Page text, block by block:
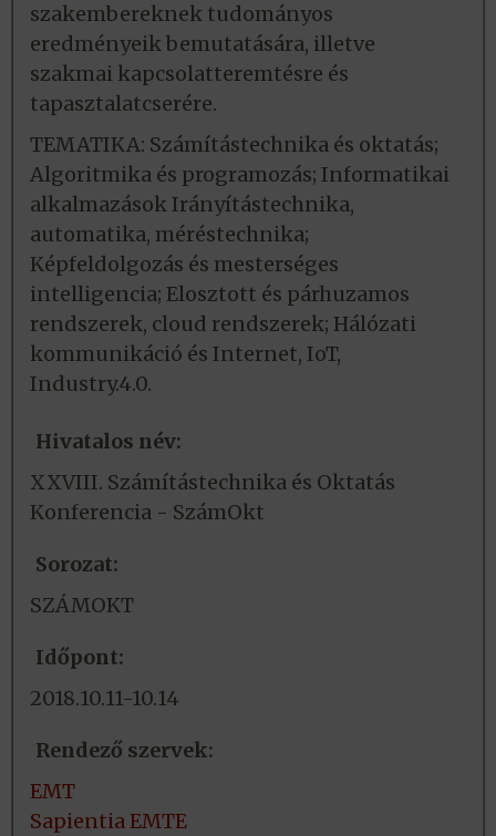
szakembereknek tudományos
eredményeik bemutatására, illetve
szakmai kapcsolatteremtésre és
tapasztalatcserére.
TEMATIKA: Számítástechnika és oktatás;
Algoritmika és programozás; Informatikai
alkalmazások Irányítástechnika,
automatika, méréstechnika;
Képfeldolgozás és mesterséges
intelligencia; Elosztott és párhuzamos
rendszerek, cloud rendszerek; Hálózati
kommunikáció és Internet, IoT,
Industry.4.0.
Hivatalos név:
XXVIII. Számítástechnika és Oktatás
Konferencia - SzámOkt
Sorozat:
SZÁMOKT
Időpont:
2018.10.11-10.14
Rendező szervek:
EMT
Sapientia EMTE